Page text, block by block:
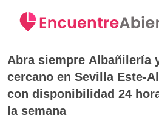
Abra siempre Albañilería
cercano en Sevilla Este-
con disponibilidad 24
la semana